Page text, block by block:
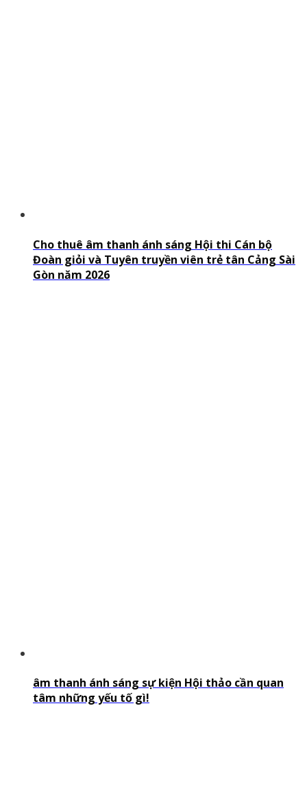
Cho thuê âm thanh ánh sáng Hội thi Cán bộ
Đoàn giỏi và Tuyên truyền viên trẻ tân Cảng Sài
Gòn năm 2026
âm thanh ánh sáng sự kiện Hội thảo cần quan
tâm những yếu tố gì!